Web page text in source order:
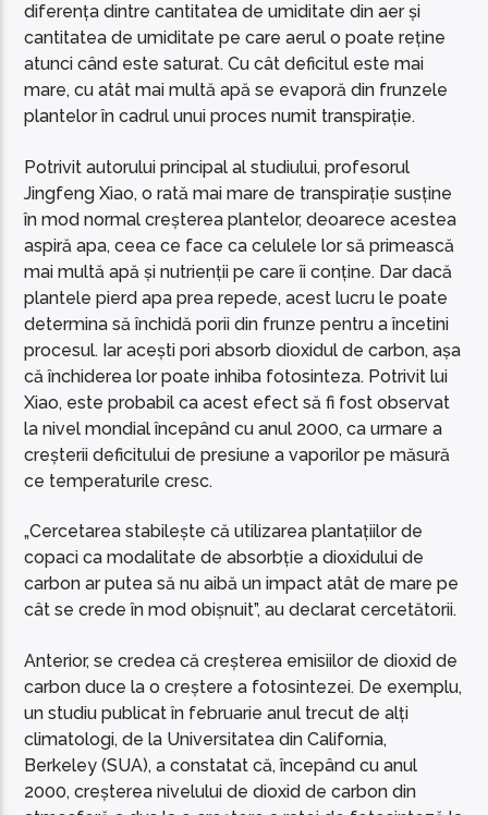
diferența dintre cantitatea de umiditate din aer și
cantitatea de umiditate pe care aerul o poate reține
atunci când este saturat. Cu cât deficitul este mai
mare, cu atât mai multă apă se evaporă din frunzele
plantelor în cadrul unui proces numit transpirație.
Potrivit autorului principal al studiului, profesorul
Jingfeng Xiao, o rată mai mare de transpirație susține
în mod normal creșterea plantelor, deoarece acestea
aspiră apa, ceea ce face ca celulele lor să primească
mai multă apă și nutrienții pe care îi conține. Dar dacă
plantele pierd apa prea repede, acest lucru le poate
determina să închidă porii din frunze pentru a încetini
procesul. Iar acești pori absorb dioxidul de carbon, așa
că închiderea lor poate inhiba fotosinteza. Potrivit lui
Xiao, este probabil ca acest efect să fi fost observat
la nivel mondial începând cu anul 2000, ca urmare a
creșterii deficitului de presiune a vaporilor pe măsură
ce temperaturile cresc.
„Cercetarea stabilește că utilizarea plantațiilor de
copaci ca modalitate de absorbție a dioxidului de
carbon ar putea să nu aibă un impact atât de mare pe
cât se crede în mod obișnuit”, au declarat cercetătorii.
Anterior, se credea că creșterea emisiilor de dioxid de
carbon duce la o creștere a fotosintezei. De exemplu,
un studiu publicat în februarie anul trecut de alți
climatologi, de la Universitatea din California,
Berkeley (SUA), a constatat că, începând cu anul
2000, creșterea nivelului de dioxid de carbon din